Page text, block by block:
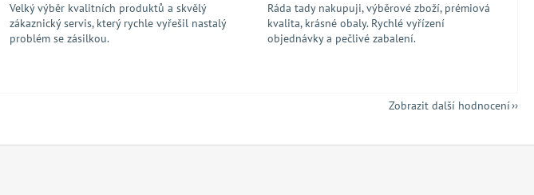
Velký výběr kvalitních produktů a skvělý
zákaznický servis, který rychle vyřešil nastalý
problém se zásilkou.
Ráda tady nakupuji, výběrové zboží, prémiová
kvalita, krásné obaly. Rychlé vyřízení
objednávky a pečlivé zabalení.
Zobrazit další hodnocení